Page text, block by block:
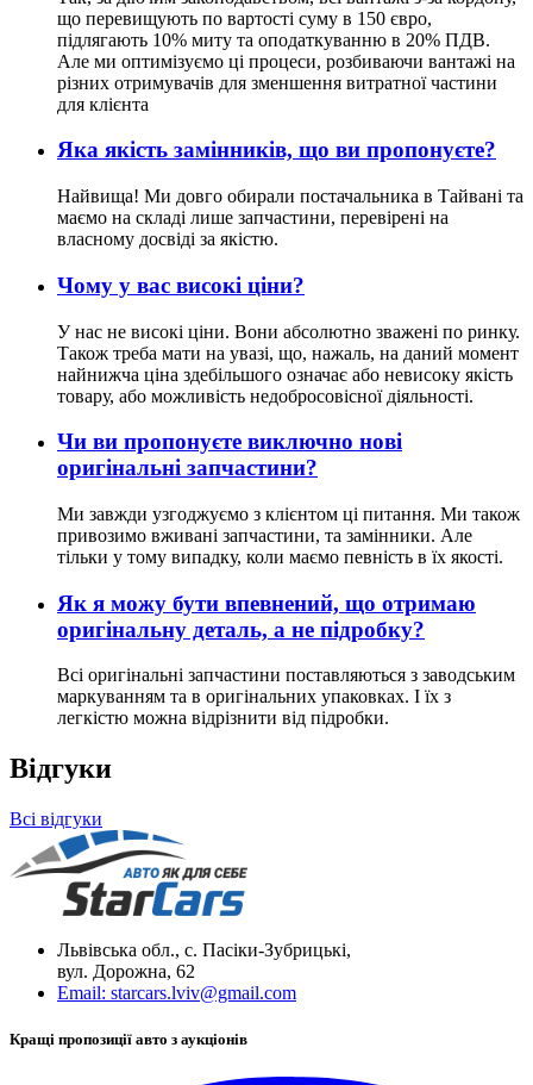
що перевищують по вартості суму в 150 євро,
підлягають 10% миту та оподаткуванню в 20% ПДВ.
Але ми оптимізуємо ці процеси, розбиваючи вантажі на
різних отримувачів для зменшення витратної частини
для клієнта
Яка якість замінників, що ви пропонуєте?
Найвища! Ми довго обирали постачальника в Тайвані та
маємо на складі лише запчастини, перевірені на
власному досвіді за якістю.
Чому у вас високі ціни?
У нас не високі ціни. Вони абсолютно зважені по ринку.
Також треба мати на увазі, що, нажаль, на даний момент
найнижча ціна здебільшого означає або невисоку якість
товару, або можливість недобросовісної діяльності.
Чи ви пропонуєте виключно нові
оригінальні запчастини?
Ми завжди узгоджуємо з клієнтом ці питання. Ми також
привозимо вживані запчастини, та замінники. Але
тільки у тому випадку, коли маємо певність в їх якості.
Як я можу бути впевнений, що отримаю
оригінальну деталь, а не підробку?
Всі оригінальні запчастини поставляються з заводським
маркуванням та в оригінальних упаковках. І їх з
легкістю можна відрізнити від підробки.
Відгуки
Всі відгуки
Львівська обл., с. Пасіки-Зубрицькі,
вул. Дорожна, 62
Email: starcars.lviv@gmail.com
Кращі пропозиції авто з аукціонів